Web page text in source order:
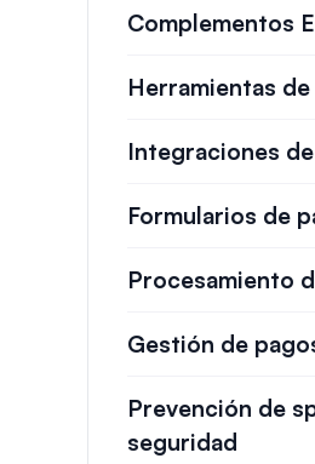
Complementos
Herramientas
Integraciones
Formularios de
Procesamiento
Gestión de
Prevención de
seguridad